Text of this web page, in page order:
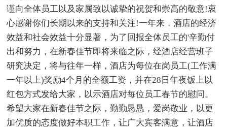
谨向全体员工以及家属致以诚挚的祝贺和崇高的敬意!衷
心感谢你们长期以来的支持和关注!一年来，酒店的经济
效益和社会效益十分显著，为了回报全体员工的'辛勤付
出和努力，在新春佳节即将来临之际，经酒店经营班子
研究决定，将与往年一样，酒店为每位在岗员工(工作满
一年以上)奖励4个月的全额工资，并在28日年夜饭上以
红包方式发给大家，以示酒店对每位员工春节的慰问。
希望大家在新春佳节之际，勤勤恳恳，爱岗敬业，以更
加优质的态度做好本职工作，让广大宾客满意，让酒店